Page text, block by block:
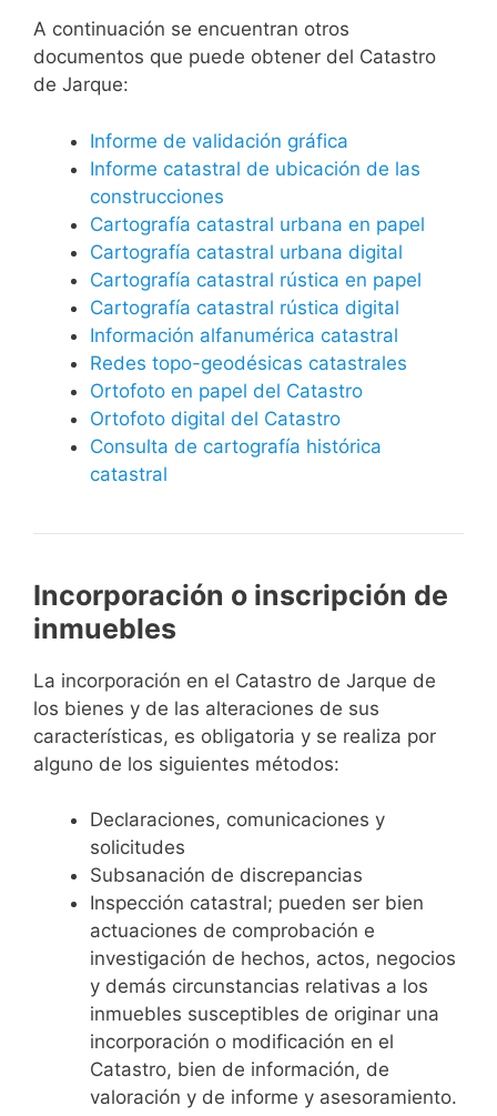
A continuación se encuentran otros
documentos que puede obtener del Catastro
de Jarque:
Informe de validación gráfica
Informe catastral de ubicación de las
construcciones
Cartografía catastral urbana en papel
Cartografía catastral urbana digital
Cartografía catastral rústica en papel
Cartografía catastral rústica digital
Información alfanumérica catastral
Redes topo-geodésicas catastrales
Ortofoto en papel del Catastro
Ortofoto digital del Catastro
Consulta de cartografía histórica
catastral
Incorporación o inscripción de
inmuebles
La incorporación en el Catastro de Jarque de
los bienes y de las alteraciones de sus
características, es obligatoria y se realiza por
alguno de los siguientes métodos:
Declaraciones, comunicaciones y
solicitudes
Subsanación de discrepancias
Inspección catastral; pueden ser bien
actuaciones de comprobación e
investigación de hechos, actos, negocios
y demás circunstancias relativas a los
inmuebles susceptibles de originar una
incorporación o modificación en el
Catastro, bien de información, de
valoración y de informe y asesoramiento.